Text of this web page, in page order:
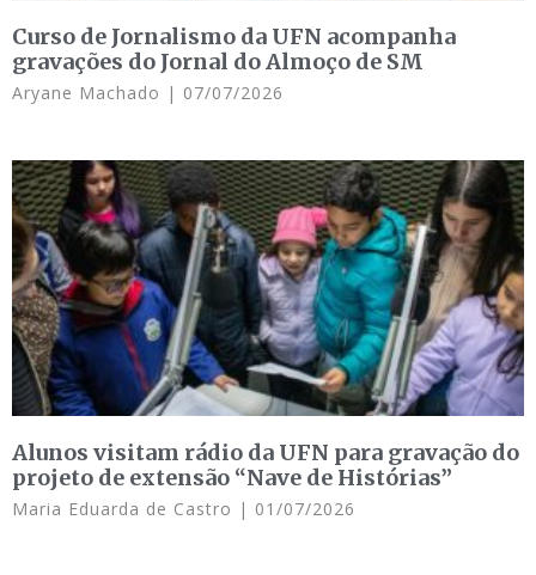
Curso de Jornalismo da UFN acompanha
gravações do Jornal do Almoço de SM
Aryane Machado 07/07/2026
Alunos visitam rádio da UFN para gravação do
projeto de extensão “Nave de Histórias”
Maria Eduarda de Castro 01/07/2026